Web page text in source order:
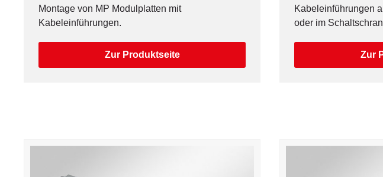
Montage von MP Modulplatten mit
Kabeleinführungen.
Zur Produktseite
Kabeleinführungen
oder im
Zur